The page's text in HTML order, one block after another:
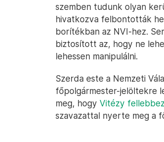
szemben tudunk olyan
hivatkozva felbontották
borítékban az NVI-hez.
biztosított az, hogy ne
lehessen manipulálni.
Szerda este a Nemzeti
főpolgármester-jelöltekre
meg, hogy Vitézy
szavazattal nyerte meg a